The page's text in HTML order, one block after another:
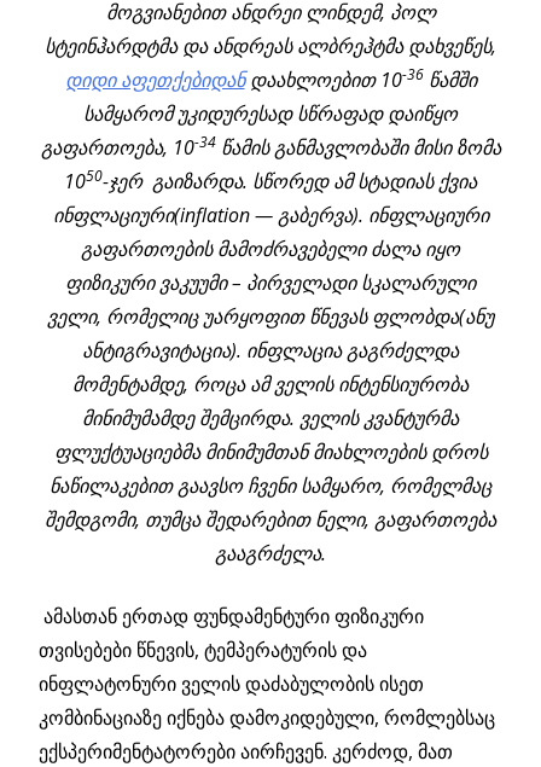
მოგვიანებით ანდრეი ლინდემ, პოლ
სტეინჰარდტმა და ანდრეას ალბრეჰტმა დახვეწეს,
დიდი აფეთქებიდან დაახლოებით 10-36 წამში
სამყარომ უკიდურესად სწრაფად დაიწყო
გაფართოება, 10-34წამის განმავლობაში მისი ზომა
1050-ჯერ გაიზარდა. სწორედ ამ სტადიას ქვია
ინფლაციური(inflation — გაბერვა). ინფლაციური
გაფართოების მამოძრავებელი ძალა იყო
ფიზიკური ვაკუუმი – პირველადი სკალარული
ველი, რომელიც უარყოფით წნევას ფლობდა(ანუ
ანტიგრავიტაცია). ინფლაცია გაგრძელდა
მომენტამდე, როცა ამ ველის ინტენსიურობა
მინიმუმამდე შემცირდა. ველის კვანტურმა
ფლუქტუაციებმა მინიმუმთან მიახლოების დროს
ნაწილაკებით გაავსო ჩვენი სამყარო, რომელმაც
შემდგომი, თუმცა შედარებით ნელი, გაფართოება
გააგრძელა.
ამასთან ერთად ფუნდამენტური ფიზიკური
თვისებები წნევის, ტემპერატურის და
ინფლატონური ველის დაძაბულობის ისეთ
კომბინაციაზე იქნება დამოკიდებული, რომლებსაც
ექსპერიმენტატორები აირჩევენ. კერძოდ, მათ